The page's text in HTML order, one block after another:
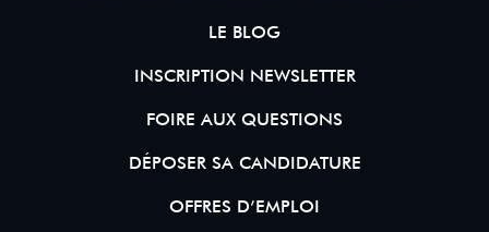
LE BLOG
INSCRIPTION NEWSLETTER
FOIRE AUX QUESTIONS
DÉPOSER SA CANDIDATURE
OFFRES D’EMPLOI